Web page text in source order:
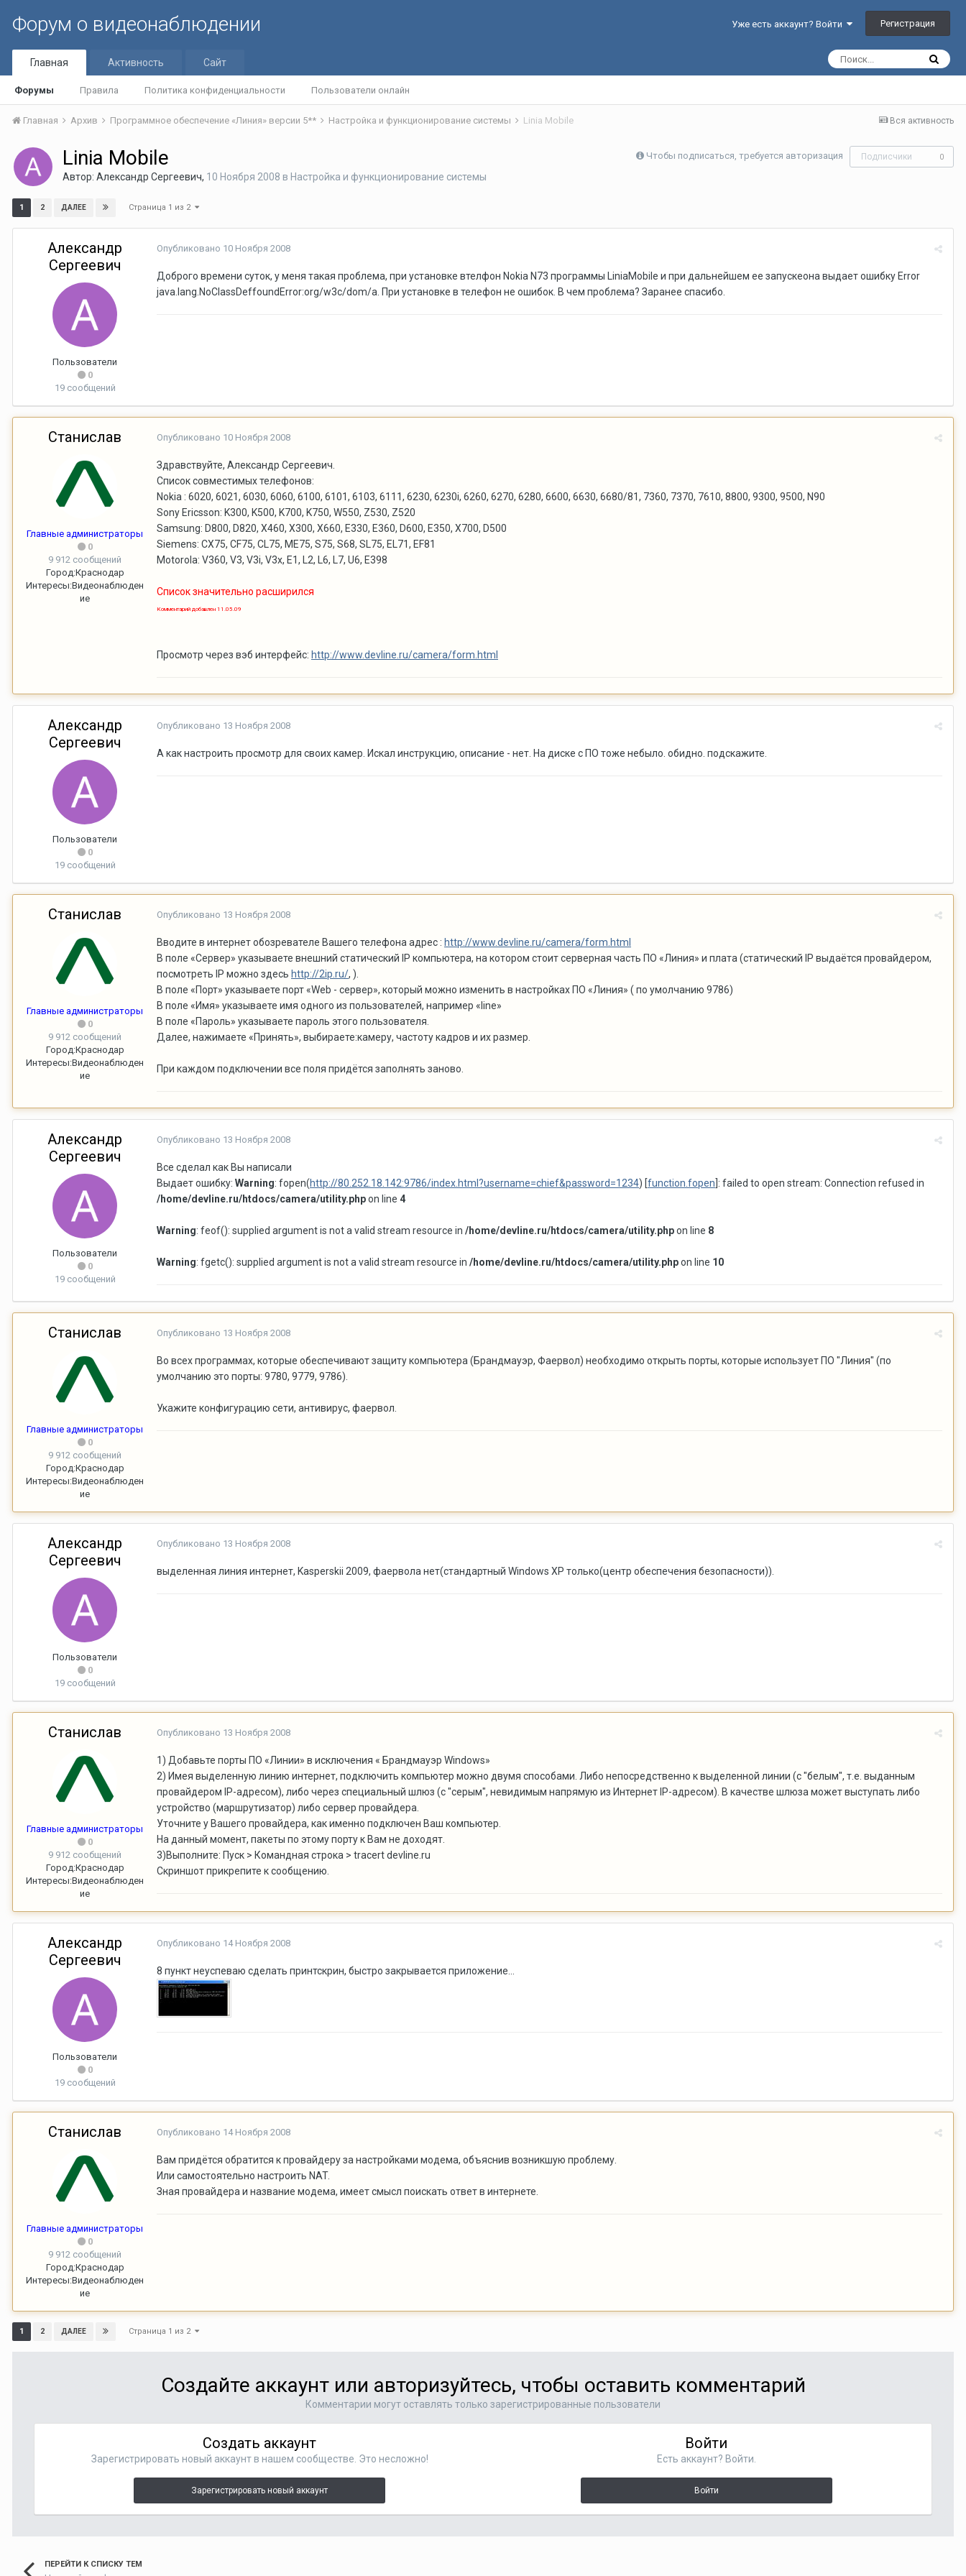
Форум о видеонаблюдении Уже есть аккаунт? Войти Регистрация
Главная
Форумы Правила Политика конфиденциальности Пользователи онлайн
Активность Сайт
Вся активность
Главная Архив Программное обеспечение «Линия» версии 5** Настройка и функционирование системы Linia Mobile
Чтобы подписаться, требуется авторизация Подписчики 0
Linia Mobile
Автор: Александр Сергеевич, 10 Ноября 2008 в Настройка и функционирование системы
1 2 ДАЛЕЕ Страница 1 из 2
Александр
Сергеевич
Пользователи
0
19 сообщений
Опубликовано 10 Ноября 2008
Доброго времени суток, у меня такая проблема, при установке втелфон Nokia N73 программы LiniaMobile и при дальнейшем ее запускеона выдает ошибку Error
java.lang.NoClassDeffoundError:org/w3c/dom/a. При установке в телефон не ошибок. В чем проблема? Заранее спасибо.
Станислав
Главные администраторы
0
9 912 сообщений
Город:Краснодар
Интересы:Видеонаблюден
ие
Опубликовано 10 Ноября 2008
Здравствуйте, Александр Сергеевич.
Список совместимых телефонов:
Nokia : 6020, 6021, 6030, 6060, 6100, 6101, 6103, 6111, 6230, 6230i, 6260, 6270, 6280, 6600, 6630, 6680/81, 7360, 7370, 7610, 8800, 9300, 9500, N90
Sony Ericsson: K300, K500, K700, K750, W550, Z530, Z520
Samsung: D800, D820, X460, X300, X660, E330, E360, D600, E350, X700, D500
Siemens: CX75, CF75, CL75, ME75, S75, S68, SL75, EL71, EF81
Motorola: V360, V3, V3i, V3x, E1, L2, L6, L7, U6, E398
Список значительно расширился
Комментарий добавлен 11.05.09
Просмотр через вэб интерфейс: http://www.devline.ru/camera/form.html
Александр
Сергеевич
Пользователи
0
19 сообщений
Опубликовано 13 Ноября 2008
А как настроить просмотр для своих камер. Искал инструкцию, описание - нет. На диске с ПО тоже небыло. обидно. подскажите.
Станислав
Главные администраторы
0
9 912 сообщений
Город:Краснодар
Интересы:Видеонаблюден
ие
Опубликовано 13 Ноября 2008
Вводите в интернет обозревателе Вашего телефона адрес : http://www.devline.ru/camera/form.html
В поле «Сервер» указываете внешний статический IP компьютера, на котором стоит серверная часть ПО «Линия» и плата (статический IP выдаётся провайдером,
посмотреть IP можно здесь http://2ip.ru/, ).
В поле «Порт» указываете порт «Web - сервер», который можно изменить в настройках ПО «Линия» ( по умолчанию 9786)
В поле «Имя» указываете имя одного из пользователей, например «line»
В поле «Пароль» указываете пароль этого пользователя.
Далее, нажимаете «Принять», выбираете:камеру, частоту кадров и их размер.
При каждом подключении все поля придётся заполнять заново.
Александр
Сергеевич
Пользователи
0
19 сообщений
Опубликовано 13 Ноября 2008
Все сделал как Вы написали
Выдает ошибку: Warning: fopen(http://80.252.18.142:9786/index.html?username=chief&password=1234) [function.fopen ]: failed to open stream: Connection refused in
/home/devline.ru/htdocs/camera/utility.phpon line 4
Warning: feof(): supplied argument is not a valid stream resource in /home/devline.ru/htdocs/camera/utility.phpon line 8
Warning: fgetc(): supplied argument is not a valid stream resource in /home/devline.ru/htdocs/camera/utility.phpon line 10
Станислав
Главные администраторы
0
9 912 сообщений
Город:Краснодар
Интересы:Видеонаблюден
ие
Опубликовано 13 Ноября 2008
Во всех программах, которые обеспечивают защиту компьютера (Брандмауэр, Фаервол) необходимо открыть порты, которые использует ПО "Линия" (по
умолчанию это порты: 9780, 9779, 9786).
Укажите конфигурацию сети, антивирус, фаервол.
Александр
Сергеевич
Пользователи
0
19 сообщений
Опубликовано 13 Ноября 2008
выделенная линия интернет, Kasperskii 2009, фаервола нет(стандартный Windows XP только(центр обеспечения безопасности)).
Станислав
Главные администраторы
0
9 912 сообщений
Город:Краснодар
Интересы:Видеонаблюден
ие
Опубликовано 13 Ноября 2008
1) Добавьте порты ПО «Линии» в исключения « Брандмауэр Windows»
2) Имея выделенную линию интернет, подключить компьютер можно двумя способами. Либо непосредственно к выделенной линии (с "белым", т.е. выданным
провайдером IP-адресом), либо через специальный шлюз (с "серым", невидимым напрямую из Интернет IP-адресом). В качестве шлюза может выступать либо
устройство (маршрутизатор) либо сервер провайдера.
Уточните у Вашего провайдера, как именно подключен Ваш компьютер.
На данный момент, пакеты по этому порту к Вам не доходят.
3)Выполните: Пуск > Командная строка > tracert devline.ru
Скриншот прикрепите к сообщению.
Александр
Сергеевич
Пользователи
0
19 сообщений
Опубликовано 14 Ноября 2008
8 пункт неуспеваю сделать принтскрин, быстро закрывается приложение...
Станислав
Главные администраторы
0
9 912 сообщений
Город:Краснодар
Интересы:Видеонаблюден
ие
Опубликовано 14 Ноября 2008
Вам придётся обратится к провайдеру за настройками модема, объяснив возникшую проблему.
Или самостоятельно настроить NAT.
Зная провайдера и название модема, имеет смысл поискать ответ в интернете.
1 2 ДАЛЕЕ Страница 1 из 2
Создайте аккаунт или авторизуйтесь, чтобы оставить комментарий
Комментарии могут оставлять только зарегистрированные пользователи
Создать аккаунт
Зарегистрировать новый аккаунт в нашем сообществе. Это несложно!
Зарегистрировать новый аккаунт
Войти
Есть аккаунт? Войти.
Войти
ПЕРЕЙТИ К СПИСКУ ТЕМ